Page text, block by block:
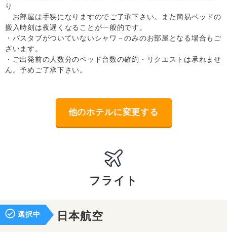
り
お部屋は手狭になりますのでご了承下さい。また簡易ベッドの
搬入時刻は夜遅くなることが一般的です。
・バスタブがついていないシャワ－のみのお部屋となる場合もご
ざいます。
・ご出発前の人数分のベッド台数の確約・リクエストは承れませ
ん。予めご了承下さい。
他のホテルに変更する
フライト
選択中 日本航空